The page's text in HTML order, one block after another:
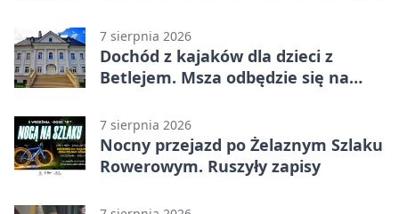
7 sierpnia 2026
Dochód z kajaków dla dzieci z
Betlejem. Msza odbędzie się na
7 sierpnia 2026
Nocny przejazd po Żelaznym Szlaku
Rowerowym. Ruszyły zapisy